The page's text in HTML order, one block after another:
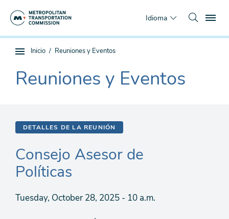
Idioma
Navegación
de
subpágina
Estás
Inicio Reuniones y Eventos
The
current
Reuniones y Eventos
DETALLES DE LA REUNIÓN
Consejo Asesor de
Políticas
Tuesday, October 28, 2025 - 10 a.m.